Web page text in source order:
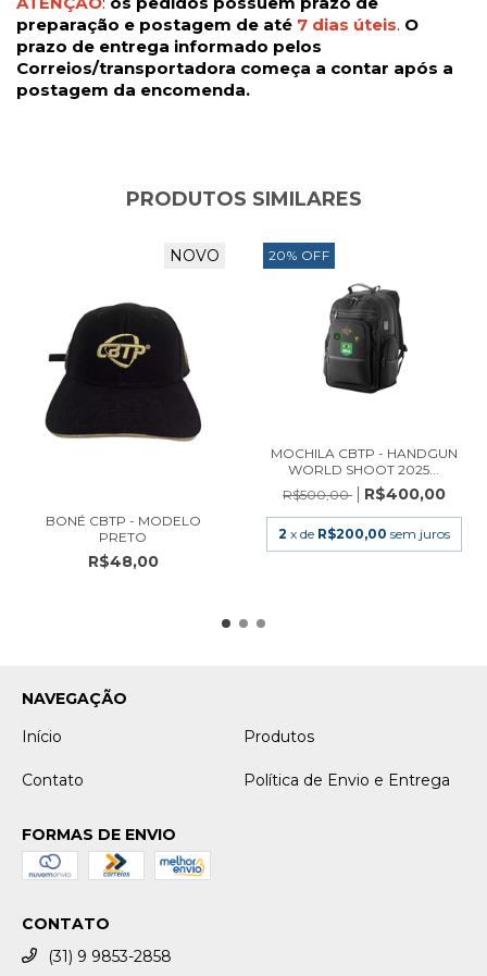
preparação e postagem de até 7 dias úteis. O
prazo de entrega informado pelos
Correios/transportadora começa a contar após a
postagem da encomenda.
PRODUTOS SIMILARES
NOVO
BONÉ CBTP - MODELO
PRETO
R$48,00
20% OFF
MOCHILA CBTP - HANDGUN
WORLD SHOOT 2025...
R$500,00
R$400,00
2 x de R$200,00 sem juros
NAVEGAÇÃO
Início
Produtos
Contato Política de Envio e Entrega
FORMAS DE ENVIO
CONTATO
(31) 9 9853-2858